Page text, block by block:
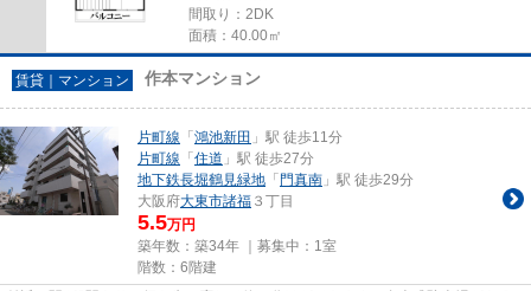
間取り：2DK
面積：40.00㎡
賃貸｜マンション 作本マンション
片町線 「 鴻池新田 」駅 徒歩11分
片町線 「 住道 」駅 徒歩27分
地下鉄長堀鶴見緑地 「 門真南 」駅 徒歩29分
大阪府大東市諸福 ３丁目
5.5万円
築年数：築34年 ｜募集中： 1室
階数：6階建